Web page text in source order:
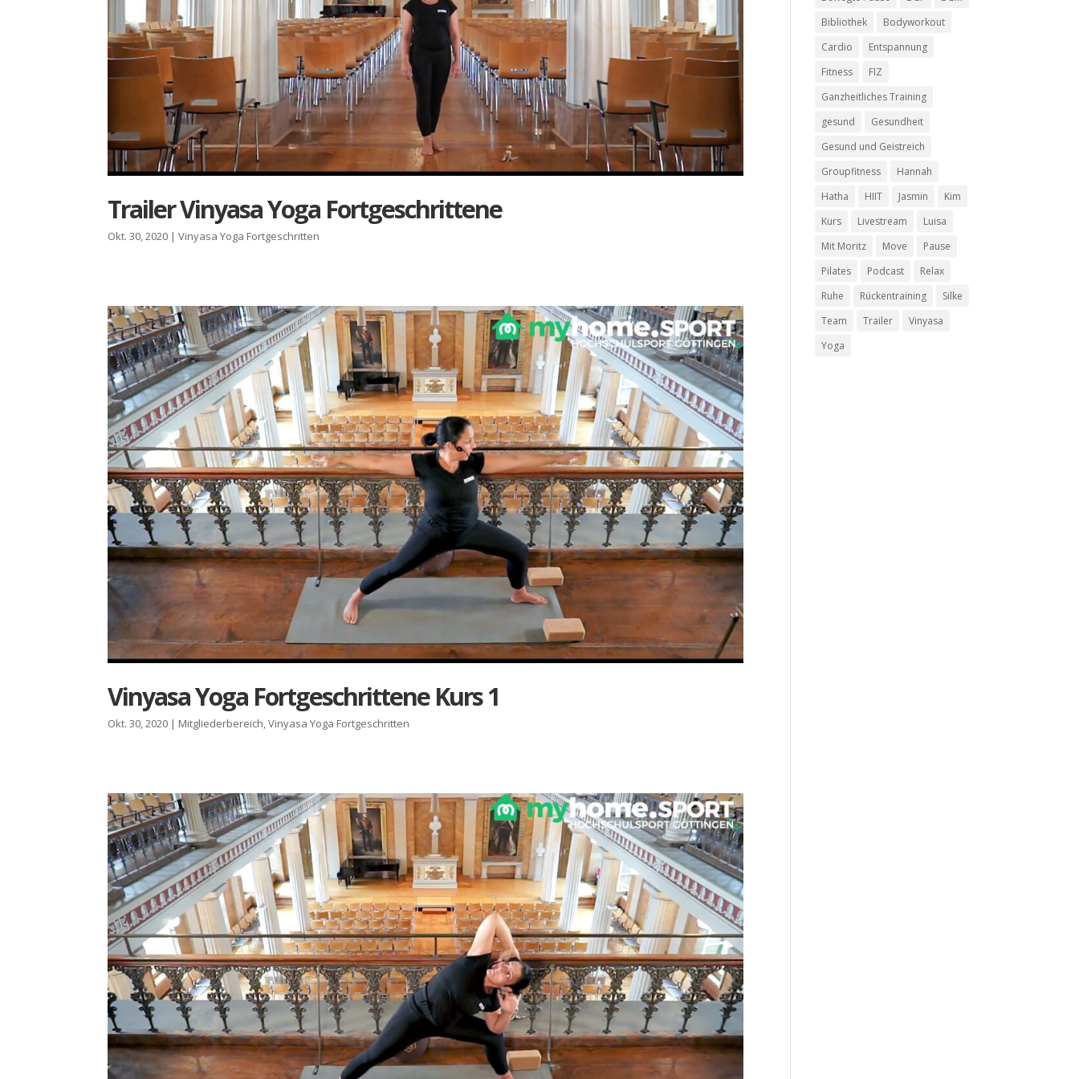
Trai­ler Vin­ya­sa Yoga Fort­ge­schrit­te­ne
Okt. 30, 2020 |Vinyasa Yoga Fortgeschritten
Vin­ya­sa Yoga Fort­ge­schrit­te­ne Kurs 1
Okt. 30, 2020 | Mitgliederbereich,Vinyasa Yoga Fortgeschritten
Bibliothek
Bodyworkout
Cardio
Entspannung
Fitness
FIZ
Ganzheitliches Training
gesund
Gesundheit
Gesund und Geistreich
Groupfitness
Hannah
Hatha
HIIT Jasmin
Kim
Kurs
Livestream
Luisa
Mit Moritz
Move
Pause
Pilates
Podcast
Relax
Ruhe
Rückentraining
Silke
Team
Trailer
Vinyasa
Yoga